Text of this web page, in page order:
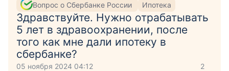
Вопрос о Сбербанке России Ипотека
Здравствуйте. Нужно отрабатывать
5 лет в здравоохранении, после
того как мне дали ипотеку в
сбербанке?
05 ноября 2024 04:12 2